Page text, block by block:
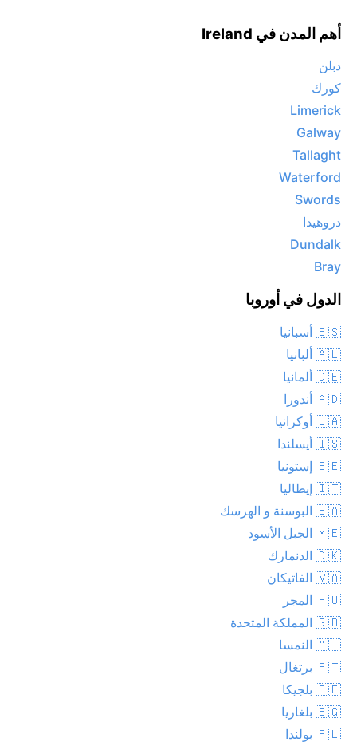
أهم المدن في Ireland
دبلن
كورك
Limerick
Galway
Tallaght
Waterford
Swords
دروهيدا
Dundalk
Bray
الدول في أوروبا
🇪🇸 أسبانيا
🇦🇱 ألبانيا
🇩🇪 ألمانيا
🇦🇩 أندورا
🇺🇦 أوكرانيا
🇮🇸 أيسلندا
🇪🇪 إستونيا
🇮🇹 إيطاليا
🇧🇦 البوسنة و الهرسك
🇲🇪 الجبل الأسود
🇩🇰 الدنمارك
🇻🇦 الفاتيكان
🇭🇺 المجر
🇬🇧 المملكة المتحدة
🇦🇹 النمسا
🇵🇹 برتغال
🇧🇪 بلجيكا
🇧🇬 بلغاريا
🇵🇱 بولندا